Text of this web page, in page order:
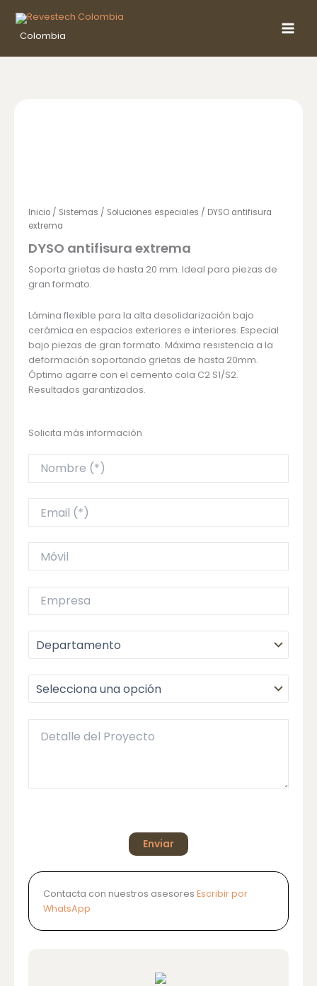
contenido
Colombia
Inicio / Sistemas / Soluciones especiales / DYSO antifisura
extrema
DYSO antifisura extrema
Soporta grietas de hasta 20 mm. Ideal para piezas de
gran formato.
Lámina flexible para la alta desolidarización bajo
cerámica en espacios exteriores e interiores. Especial
bajo piezas de gran formato. Máxima resistencia a la
deformación soportando grietas de hasta 20mm.
Óptimo agarre con el cemento cola C2 S1/S2.
Resultados garantizados.
Solicita más información
Contacta con nuestros asesores Escribir por
WhatsApp